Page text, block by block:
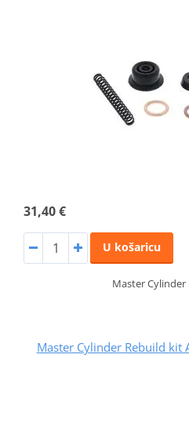
31,40 €
U košaricu
Master Cylinder
Master Cylinder Rebuild kit